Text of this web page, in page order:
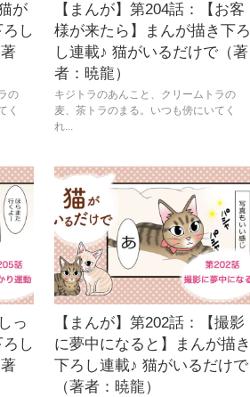
が
し
の
く
【まんが】第204話：【お客
様が来たら】まんが描き下ろ
し連載♪ 猫がいるだけで（著
者：暁龍）
キジトラのあんこと、クリームトラの
麦、茶トラのまる。いつも傍にいてく
れ...
っ
し
【まんが】第202話：【撮影
に夢中になると】まんが描き
下ろし連載♪ 猫がいるだけで
（著者：暁龍）